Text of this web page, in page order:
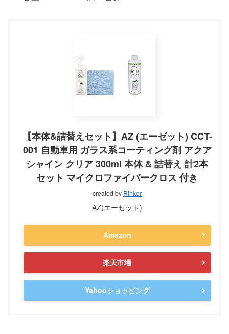
【本体&詰替えセット】AZ (エーゼット) CCT-
001 自動車用 ガラス系コーティング剤 アクア
シャイン クリア 300ml 本体 & 詰替え 計2本
セット マイクロファイバークロス 付き
created by Rinker
AZ(エーゼット)
Amazon
楽天市場
Yahooショッピング